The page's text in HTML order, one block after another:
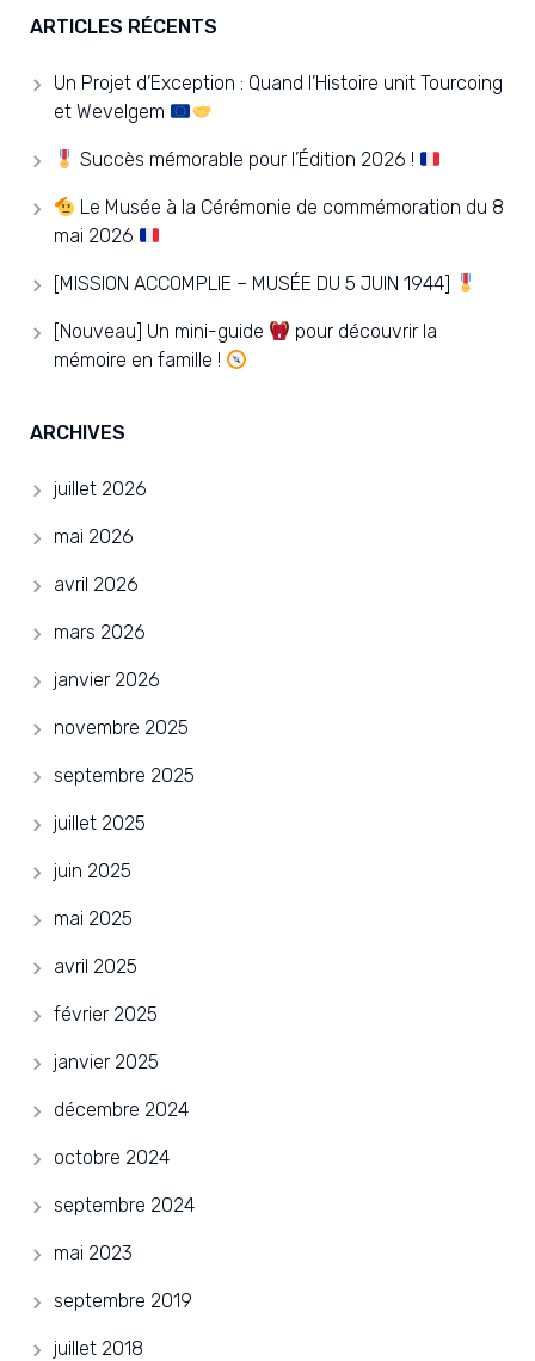
ARTICLES RÉCENTS
Un Projet d’Exception : Quand l’Histoire unit Tourcoing
et Wevelgem
Succès mémorable pour l’Édition 2026 !
Le Musée à la Cérémonie de commémoration du 8
mai 2026
[MISSION ACCOMPLIE – MUSÉE DU 5 JUIN 1944]
[Nouveau] Un mini-guide
pour découvrir la
mémoire en famille !
ARCHIVES
juillet 2026
mai 2026
avril 2026
mars 2026
janvier 2026
novembre 2025
septembre 2025
juillet 2025
juin 2025
mai 2025
avril 2025
février 2025
janvier 2025
décembre 2024
octobre 2024
septembre 2024
mai 2023
septembre 2019
juillet 2018